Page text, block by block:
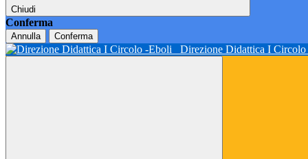
Chiudi
Conferma
Annulla Conferma
Direzione Didattica I Circolo